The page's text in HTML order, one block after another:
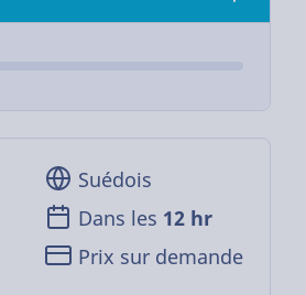
Suédois
Dans les 12 hr
Prix sur demande